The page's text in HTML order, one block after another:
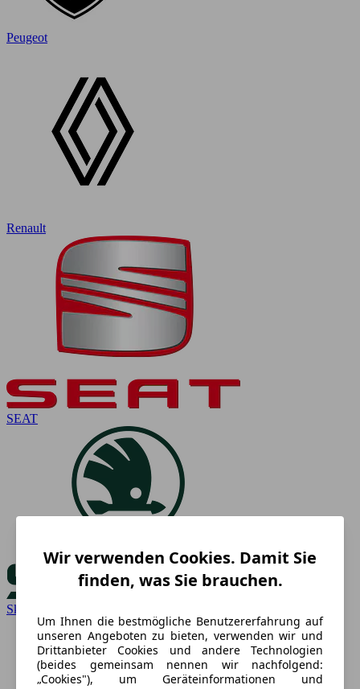
Peugeot
Renault
SEAT
Skoda
Wir verwenden Cookies. Damit Sie
finden, was Sie brauchen.
Um Ihnen die bestmögliche Benutzererfahrung auf
unseren Angeboten zu bieten, verwenden wir und
Drittanbieter Cookies und andere Technologien
(beides gemeinsam nennen wir nachfolgend:
„Cookies"), um Geräteinformationen und